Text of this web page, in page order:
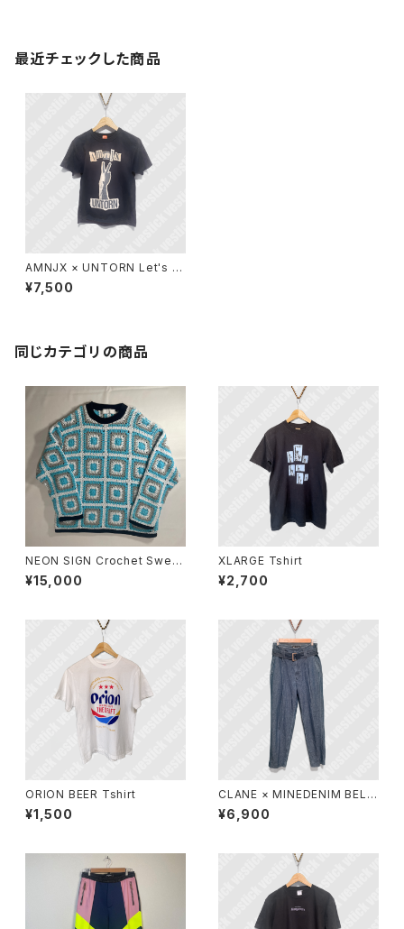
最近チェックした商品
AMNJX × UNTORN Let's di
e T-shirt
¥7,500
同じカテゴリの商品
NEON SIGN Crochet Sweat
er
¥15,000
XLARGE Tshirt
¥2,700
ORION BEER Tshirt
¥1,500
CLANE × MINEDENIM BELT
ED DENIM PANTS
¥6,900